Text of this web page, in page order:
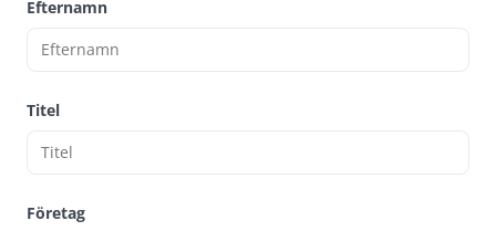
Efternamn
Titel
Företag